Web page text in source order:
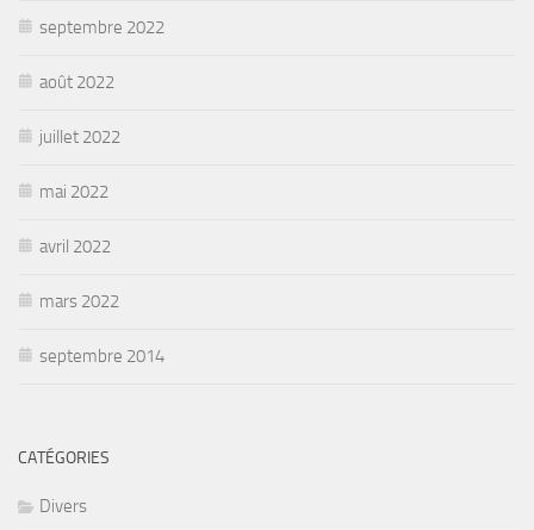
septembre 2022
août 2022
juillet 2022
mai 2022
avril 2022
mars 2022
septembre 2014
CATÉGORIES
Divers